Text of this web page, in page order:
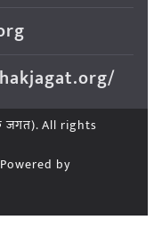
जगत). All rights
by